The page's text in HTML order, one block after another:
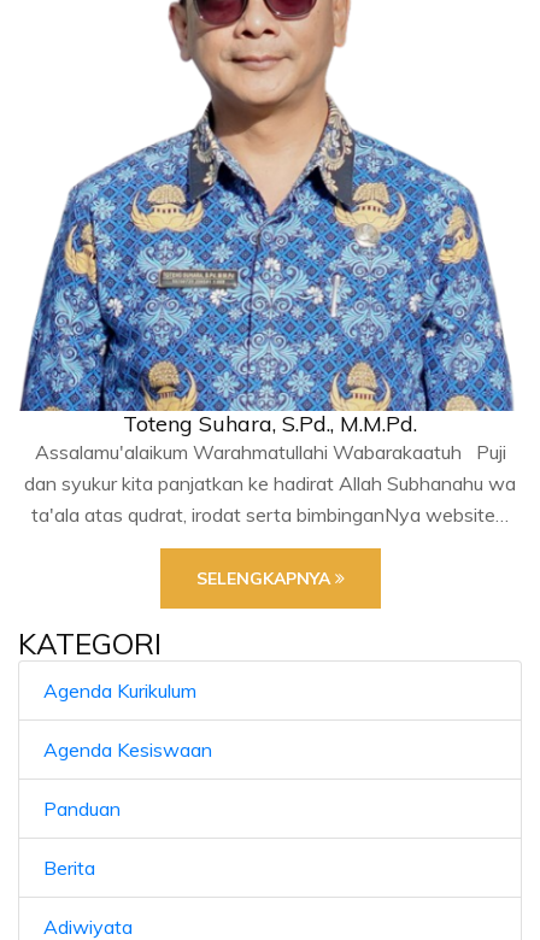
Toteng Suhara, S.Pd., M.M.Pd.
Assalamu'alaikum Warahmatullahi Wabarakaatuh Puji
dan syukur kita panjatkan ke hadirat Allah Subhanahu wa
ta'ala atas qudrat, irodat serta bimbinganNya website…
SELENGKAPNYA
KATEGORI
Agenda Kurikulum
Agenda Kesiswaan
Panduan
Berita
Adiwiyata